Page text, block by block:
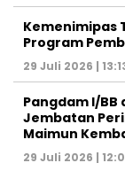
Kemenimipas
Program
29 Juli 2026 |
Pangdam I/BB
Jembatan
Maimun
29 Juli 2026 |